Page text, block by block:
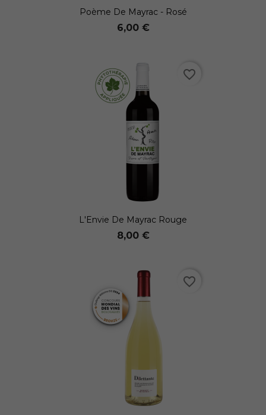
Poème De Mayrac - Rosé
6,00 €
L'Envie De Mayrac Rouge
8,00 €
favorite_border
favorite_border